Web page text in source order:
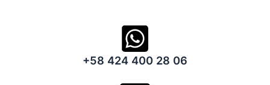
+58 424 400 28 06